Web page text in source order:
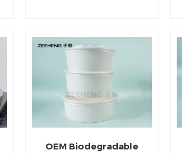
ukuran.
Waktu tunggu hanya 10-25
hari. Hubungi kami kapan
saja.
OEM Biodegradable